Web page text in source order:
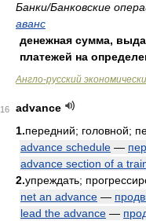
Банки/Банковские
аванс
денежная сумма,
платежей на
Англо-русский
16
advance
1.передний; головной;
advance schedule —
advance section of a
2.упреждать;
net an advance —
lead the advance —